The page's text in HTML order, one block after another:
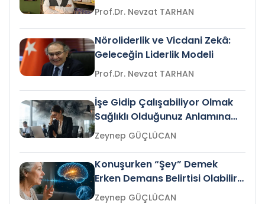
Prof.Dr. Nevzat TARHAN
Nöroliderlik ve Vicdani Zekâ:
Geleceğin Liderlik Modeli
Prof.Dr. Nevzat TARHAN
İşe Gidip Çalışabiliyor Olmak
Sağlıklı Olduğunuz Anlamına
Gelir mi?Zeynep GÜÇLÜCAN
Konuşurken “Şey” Demek
Erken Demans Belirtisi Olabilir
mi?
Zeynep GÜÇLÜCAN